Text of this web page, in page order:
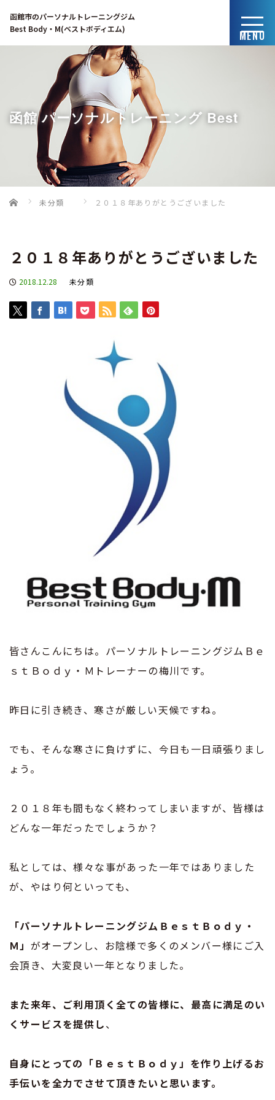
函館市のパーソナルトレーニングジム
Best Body・M(ベストボディエム)
MENU
函館 パーソナルトレーニング Best
Home 未分類 ２０１８年ありがとうございました
２０１８年ありがとうございました
2018.12.28 未分類
皆さんこんにちは。パーソナルトレーニングジムＢｅ
ｓｔＢｏｄｙ・Ｍトレーナーの梅川です。
昨日に引き続き、寒さが厳しい天候ですね。
でも、そんな寒さに負けずに、今日も一日頑張りまし
ょう。
２０１８年も間もなく終わってしまいますが、皆様は
どんな一年だったでしょうか？
私としては、様々な事があった一年ではありました
が、やはり何といっても、
「パーソナルトレーニングジムＢｅｓｔＢｏｄｙ・
Ｍ」 がオープンし、お陰様で多くのメンバー様にご入
会頂き、大変良い一年となりました。
また来年、ご利用頂く全ての皆様に、最高に満足のい
くサービスを提供し、
自身にとっての「ＢｅｓｔＢｏｄｙ」を作り上げるお
手伝いを全力でさせて頂きたいと思います。